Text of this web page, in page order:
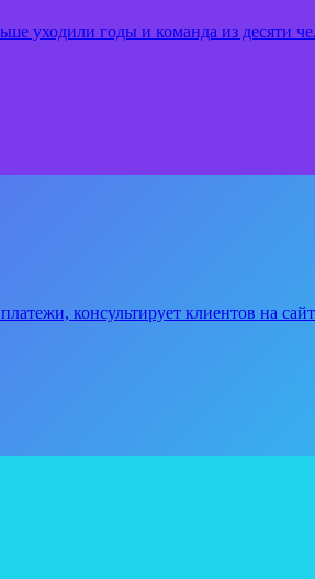
уходили годы и команда из десяти
консультирует клиентов на